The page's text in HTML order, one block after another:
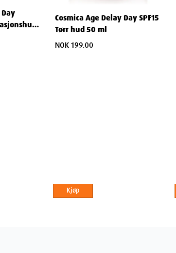
uten Parfyme
Cosmica Age Delay Day SPF15
Tørr hud 50 ml
NOK 199.00
Kjøp